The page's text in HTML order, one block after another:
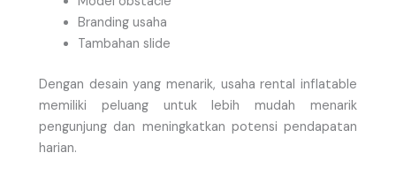
Branding usaha
Tambahan slide
Dengan desain yang menarik, usaha rental inflatable
memiliki peluang untuk lebih mudah menarik
pengunjung dan meningkatkan potensi pendapatan
harian.